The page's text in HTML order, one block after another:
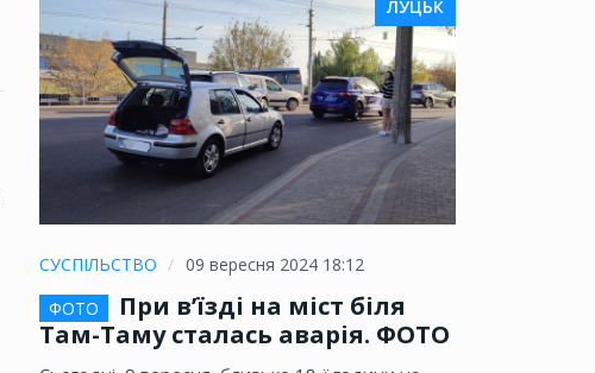
ЛУЦЬК
СУСПІЛЬСТВО
09 вересня 2024 18:12
ФОТО
При в’їзді на міст біля
Там-Таму сталась аварія. ФОТО